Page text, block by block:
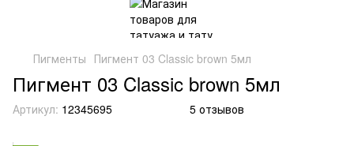
Пигменты Пигмент 03 Classic brown 5мл
Пигмент 03 Classic brown 5мл
Артикул: 12345695 5 отзывов